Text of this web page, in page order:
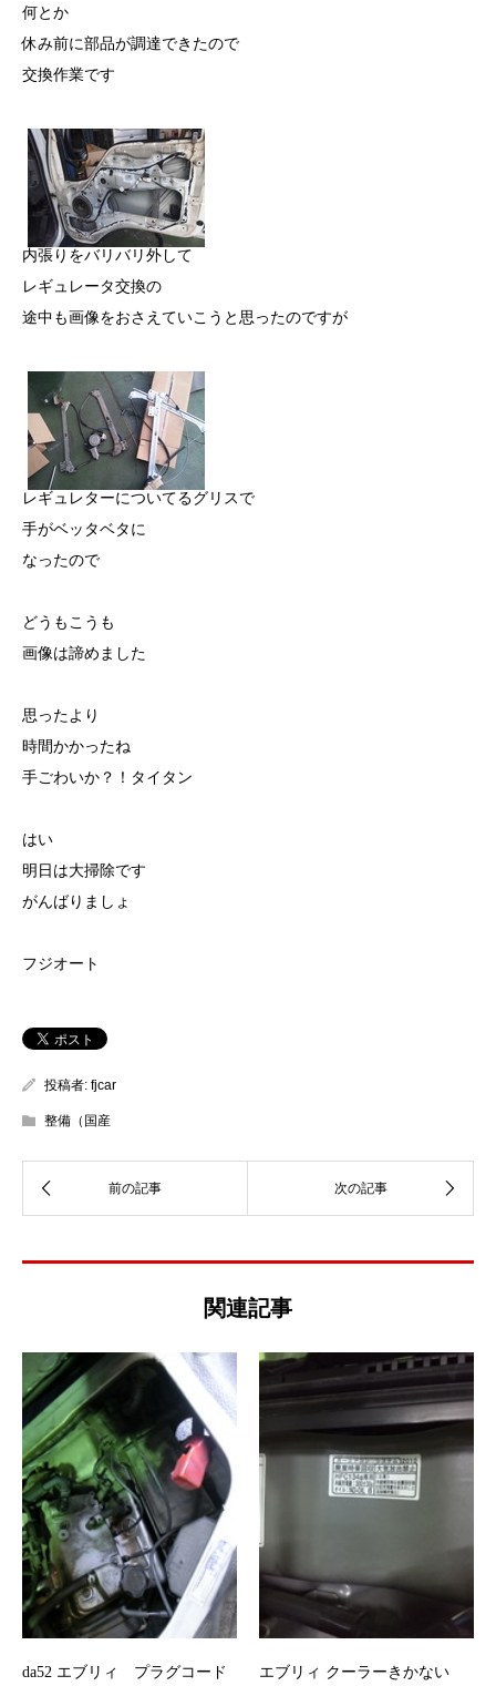
何とか
休み前に部品が調達できたので
交換作業です
内張りをバリバリ外して
レギュレータ交換の
途中も画像をおさえていこうと思ったのですが
レギュレターについてるグリスで
手がベッタベタに
なったので
どうもこうも
画像は諦めました
思ったより
時間かかったね
手ごわいか？！タイタン
はい
明日は大掃除です
がんばりましょ
フジオート
投稿者: fjcar
整備（国産
関連記事
da52 エブリィ プラグコード エブリィ クーラーきかない